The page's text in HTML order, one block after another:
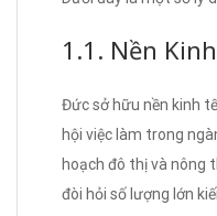
1.1. Nền
Đức sở hữu nền kinh
hội việc làm trong
hoạch đô thị và nông
đòi hỏi số lượng lớn